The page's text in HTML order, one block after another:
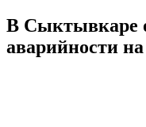
В Сыктывкаре
аварийности